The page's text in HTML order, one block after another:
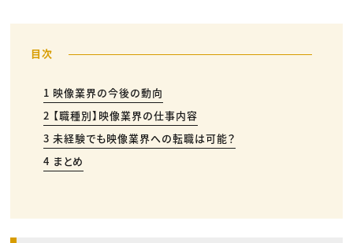
1 映像業界の今後の動向
2 【職種別】映像業界の仕事内容
3 未経験でも映像業界への転職は可能？
4 まとめ